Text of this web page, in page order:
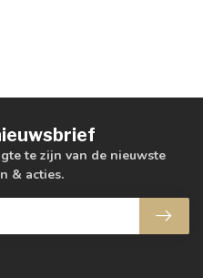
te zijn van de nieuwste
& acties.